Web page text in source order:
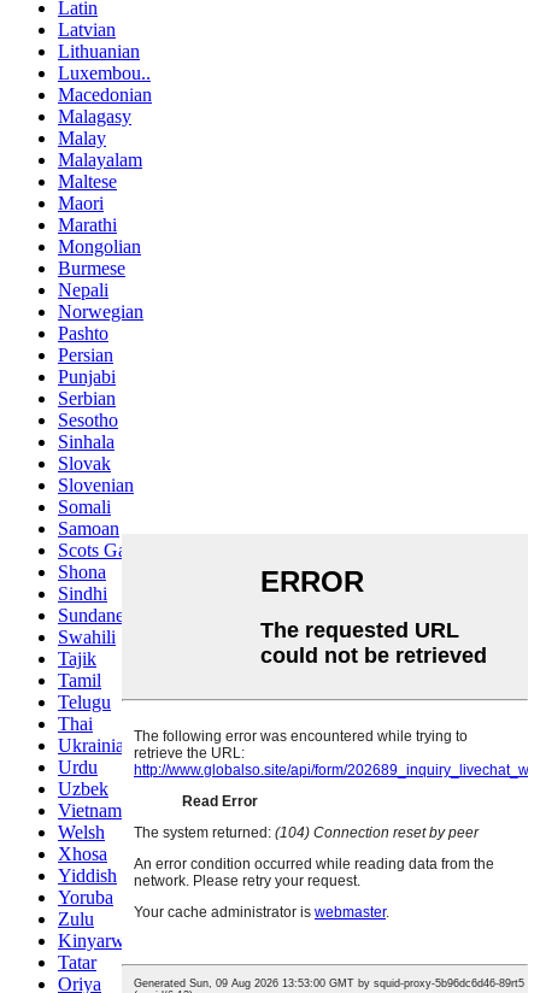
Latin
Latvian
Lithuanian
Luxembou..
Macedonian
Malagasy
Malay
Malayalam
Maltese
Maori
Marathi
Mongolian
Burmese
Nepali
Norwegian
Pashto
Persian
Punjabi
Serbian
Sesotho
Sinhala
Slovak
Slovenian
Somali
Samoan
Scots Gaelic
Shona
Sindhi
Sundanese
Swahili
Tajik
Tamil
Telugu
Thai
Ukrainian
Urdu
Uzbek
Vietnamese
Welsh
Xhosa
Yiddish
Yoruba
Zulu
Kinyarwanda
Tatar
Oriya